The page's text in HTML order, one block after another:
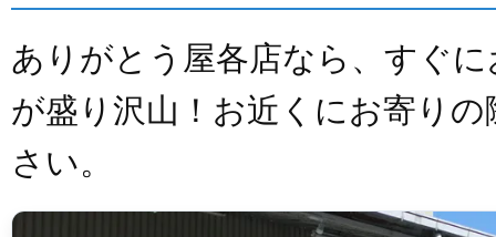
ありがとう屋各店なら、すぐ
が盛り沢山！お近くにお寄り
さい。